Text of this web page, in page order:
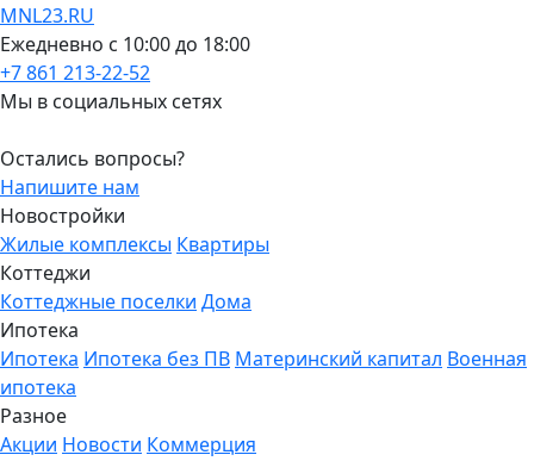
MNL23.RU
Ежедневно с 10:00 до 18:00
+7 861 213-22-52
Мы в социальных сетях
Остались вопросы?
Напишите нам
Новостройки
Жилые комплексы Квартиры
Коттеджи
Коттеджные поселки Дома
Ипотека
Ипотека Ипотека без ПВ Материнский капитал Военная
ипотека
Разное
Акции Новости Коммерция